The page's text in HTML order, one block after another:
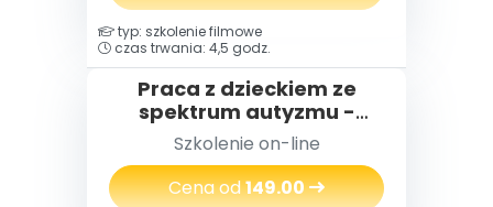
typ: szkolenie filmowe
czas trwania: 4,5 godz.
Praca z dzieckiem ze
spektrum autyzmu -
nowe spojrzenie
Szkolenie on-line
Cena od149.00